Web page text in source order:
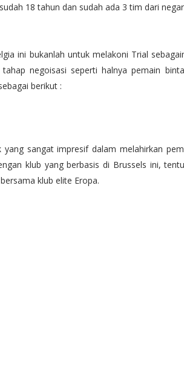
18 tahun dan sudah ada 3 tim dari
ini bukanlah untuk melakoni Trial
negoisasi seperti halnya pemain
berikut :
sangat impresif dalam melahirkan
klub yang berbasis di Brussels ini,
klub elite Eropa.